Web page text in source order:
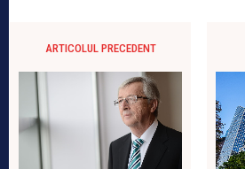
ARTICOLUL PRECEDENT